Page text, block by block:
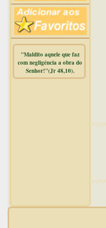
"Maldito aquele que faz
com negligência a obra do
Senhor!"(Jr 48,10).
/home/dicionar/public_html/online.php
/home/dicionar/public_html/online.php